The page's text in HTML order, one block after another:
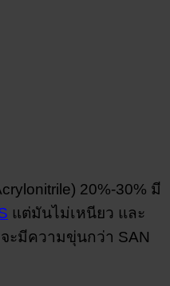
20%-30% มี
แต่มันไม่เหนียว และ
ะมีความขุ่นกว่า SAN